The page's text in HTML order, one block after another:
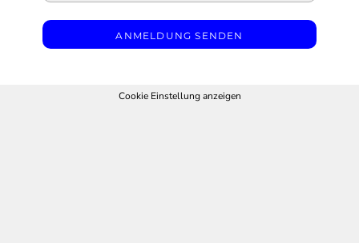
ANMELDUNG SENDEN
Cookie Einstellung anzeigen